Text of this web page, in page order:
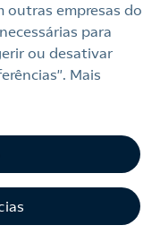
empresas do
para
ou desativar
Mais